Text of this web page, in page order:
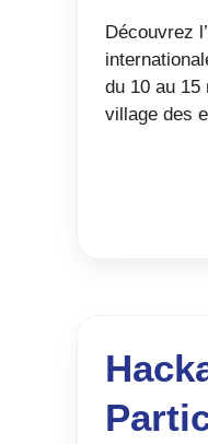
Découvrez
du 10 au 15
village des